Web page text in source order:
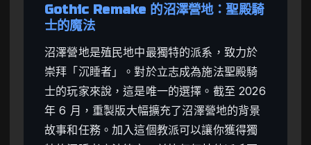
Gothic Remake 的沼澤營地：聖殿騎
士的魔法
沼澤營地是殖民地中最獨特的派系，致力於
崇拜「沉睡者」。對於立志成為施法聖殿騎
士的玩家來說，這是唯一的選擇。截至 2026
年 6 月，重製版大幅擴充了沼澤營地的背景
故事和任務。加入這個教派可以讓你獲得獨